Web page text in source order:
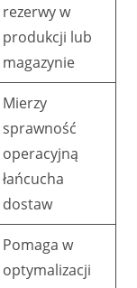
rezerwy w
produkcji lub
magazynie
Mierzy
sprawność
operacyjną
łańcucha
dostaw
Pomaga w
optymalizacji